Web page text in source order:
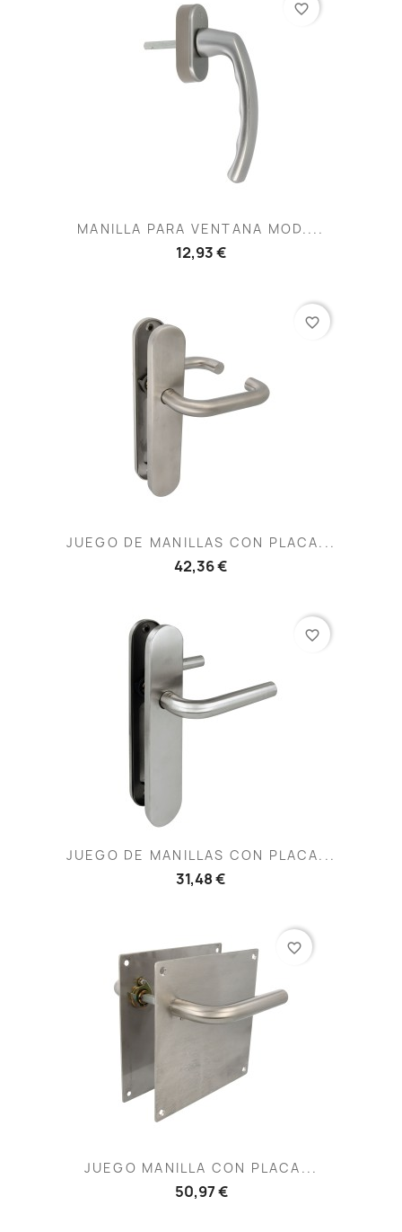
MANILLA PARA VENTANA MOD....
12,93 €
favorite_border
JUEGO DE MANILLAS CON PLACA...
42,36 €
favorite_border
JUEGO DE MANILLAS CON PLACA...
31,48 €
favorite_border
JUEGO MANILLA CON PLACA...
50,97 €
favorite_border